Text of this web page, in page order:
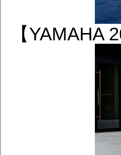
【YAMAHA